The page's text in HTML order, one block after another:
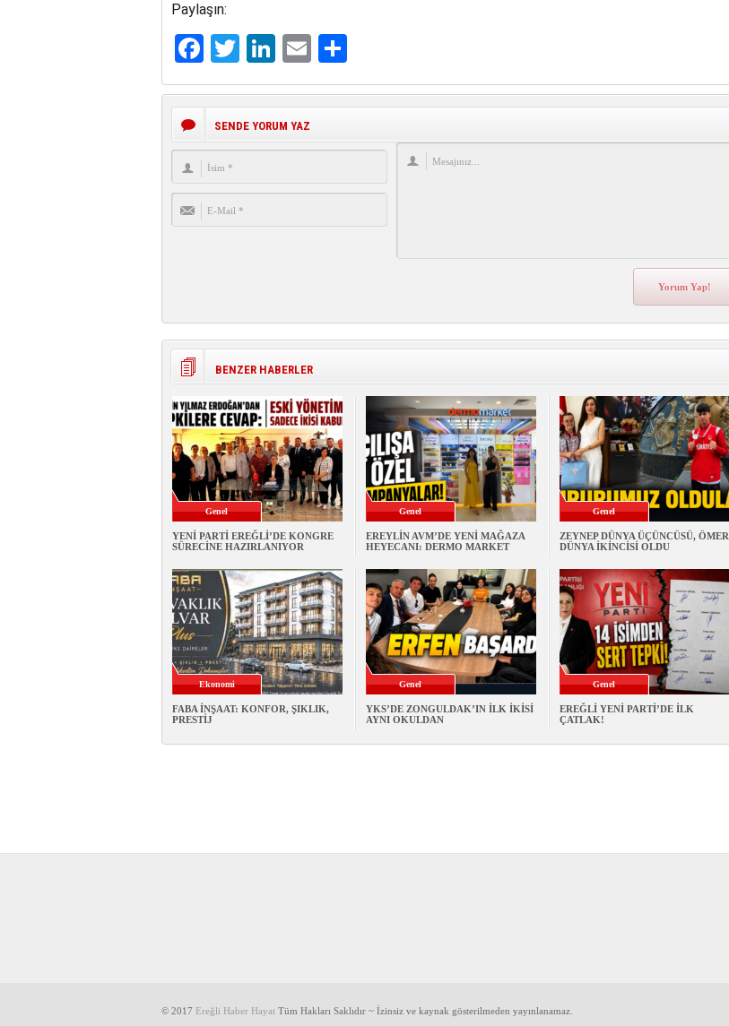
Paylaşın:
Facebook
Twitter
LinkedIn
EmailShare
SENDE YORUM YAZ
BENZER HABERLER
Genel
YENİ PARTİ EREĞLİ’DE KONGRE
SÜRECİNE HAZIRLANIYOR
Genel
EREYLİN AVM’DE YENİ MAĞAZA
HEYECANI: DERMO MARKET
Genel
ZEYNEP DÜNYA ÜÇÜNCÜSÜ, ÖMER
DÜNYA İKİNCİSİ OLDU
Ekonomi
FABA İNŞAAT: KONFOR, ŞIKLIK,
PRESTİJ
Genel
YKS’DE ZONGULDAK’IN İLK İKİSİ
AYNI OKULDAN
Genel
EREĞLİ YENİ PARTİ’DE İLK
ÇATLAK!
© 2017 Ereğli Haber HayatTüm Hakları Saklıdır ~ İzinsiz ve kaynak gösterilmeden yayınlanamaz.